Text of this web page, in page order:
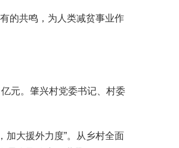
的共鸣，为人类减贫事业作
元。肇兴村党委书记、村委
大援外力度”。从乡村全面